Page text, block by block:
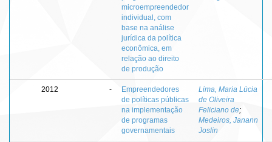
microempreendedor
individual, com
base na análise
jurídica da política
econômica, em
relação ao direito
de produção
2012 -
Empreendedores
de políticas públicas
na implementação
de programas
governamentais
Lima, Maria Lúcia
de Oliveira
Feliciano de;
Medeiros, Janann
Joslin